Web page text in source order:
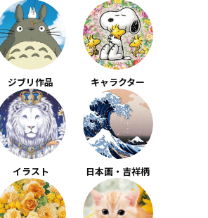
ジブリ作品 キャラクター
イラスト 日本画・吉祥柄